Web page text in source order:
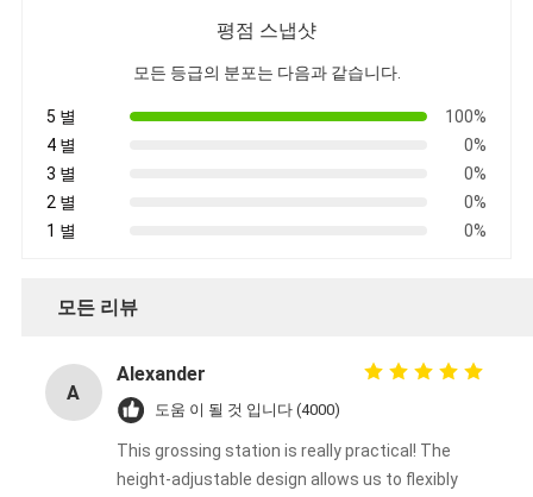
평점 스냅샷
모든 등급의 분포는 다음과 같습니다.
5 별
100%
4 별
0%
3 별
0%
2 별
0%
1 별
0%
모든 리뷰
A
Alexander
도움 이 될 것 입니다 (4000)
This grossing station is really practical! The
height-adjustable design allows us to flexibly